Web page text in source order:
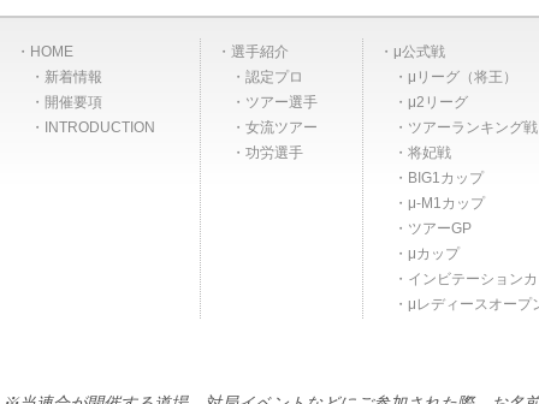
HOME
新着情報
開催要項
INTRODUCTION
選手紹介
認定プロ
ツアー選手
女流ツアー
功労選手
μ公式戦
μリーグ（将王）
μ2リーグ
ツアーランキング
将妃戦
BIG1カップ
μ-M1カップ
ツアーGP
μカップ
インビテーション
μレディースオープ